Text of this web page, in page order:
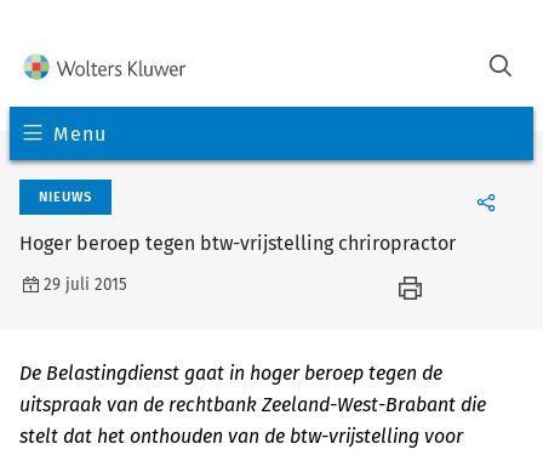
Menu
NIEUWS
Hoger beroep tegen btw-vrijstelling chriropractor
29 juli 2015
De Belastingdienst gaat in hoger beroep tegen de
uitspraak van de rechtbank Zeeland-West-Brabant die
stelt dat het onthouden van de btw-vrijstelling voor